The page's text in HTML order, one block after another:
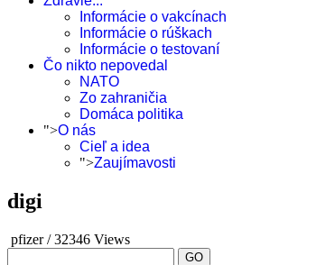
Informácie o vakcínach
Informácie o rúškach
Informácie o testovaní
Čo nikto nepovedal
NATO
Zo zahraničia
Domáca politika
">O nás
Cieľ a idea
">Zaujímavosti
digi
pfizer/32346 Views
GO